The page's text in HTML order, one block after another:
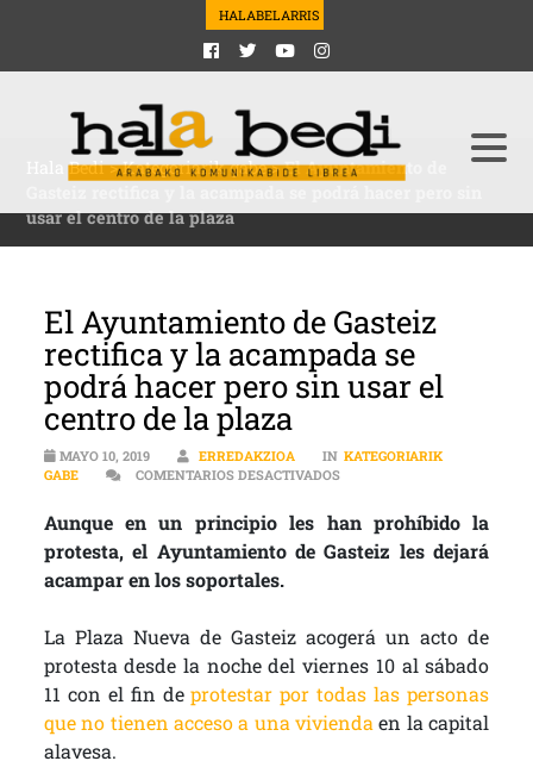
HALABELARRIS
Hala Bedi>Kategoriarik gabe>El Ayuntamiento de
usar el centro de la plaza
El Ayuntamiento de Gasteiz
rectifica y la acampada se
podrá hacer pero sin usar el
centro de la plaza
MAYO 10, 2019 ERREDAKZIOA IN KATEGORIARIK
GABE
COMENTARIOS DESACTIVADOSEN EL AYUNTAMIENTO DE
Aunque en un principio les han prohíbido la
protesta, el Ayuntamiento de Gasteiz les dejará
acampar en los soportales.
La Plaza Nueva de Gasteiz acogerá un acto de
protesta desde la noche del viernes 10 al sábado
11 con el fin deprotestar por todas las personas
que no tienen acceso a una vivienda en la capital
alavesa.